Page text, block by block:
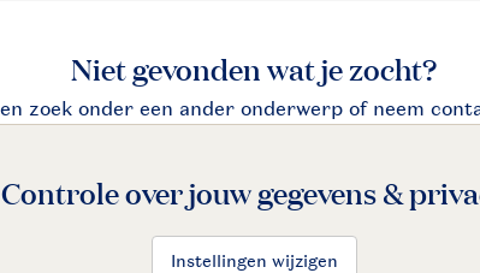
Controle over jouw gegevens &
Instellingen wijzigen